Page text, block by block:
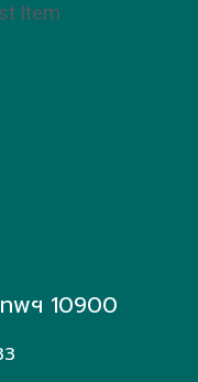
Item
ทพฯ 10900